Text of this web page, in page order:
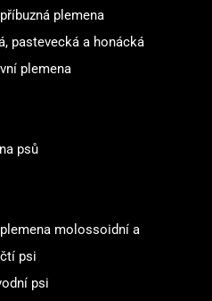
plemena
pastevecká a honácká
plemena
psů
molossoidní a
psi
psi